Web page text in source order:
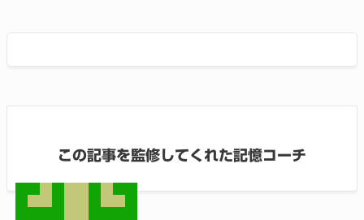
この記事を監修してくれた記憶コーチ